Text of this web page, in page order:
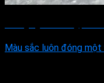
Màu sắc luôn đóng